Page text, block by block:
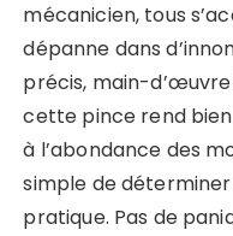
mécanicien, tous
dépanne dans
précis, main-
cette pince rend
à l’abondance des
simple de
pratique. Pas de